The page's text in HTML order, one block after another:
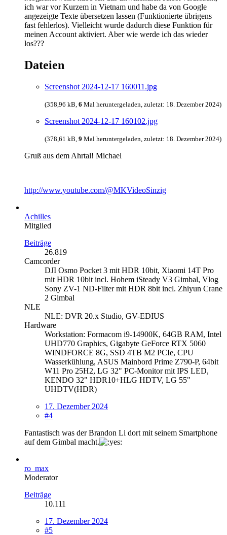
ich war vor Kurzem in Vietnam und habe da von Google
angezeigte Texte übersetzen lassen (Funktionierte übrigens
fast fehlerlos). Vielleicht wurde dadurch diese Funktion für
meinen Account aktiviert. Aber wie werde ich das wieder
los???
Dateien
Screenshot 2024-12-17 160011.jpg
(358,96 kB, 6 Mal heruntergeladen, zuletzt: 18. Dezember 2024)
Screenshot 2024-12-17 160102.jpg
(378,61 kB, 9 Mal heruntergeladen, zuletzt: 18. Dezember 2024)
Gruß aus dem Ahrtal! Michael
http://www.youtube.com/@MKVideoSinzig
Achilles
Mitglied
Beiträge
26.819
Camcorder
DJI Osmo Pocket 3 mit HDR 10bit, Xiaomi 14T Pro
mit HDR 10bit incl. Hohem iSteady V3 Gimbal, Vlog
Sony ZV-1 ND-Filter mit HDR 8bit incl. Zhiyun Crane
2 Gimbal
NLE
NLE: DVR 20.x Studio, GV-EDIUS
Hardware
Workstation: Formacom i9-14900K, 64GB RAM, Intel
UHD770 Graphics, Gigabyte GeForce RTX 5060
WINDFORCE 8G, SSD 4TB M2 PCIe, CPU
Wasserkühlung, ASUS Mainbord Prime Z790-P, 64bit
W11 Pro 25H2, LG 32" PC-Monitor mit IPS LED,
KENDO 32" HDR10+HLG HDTV, LG 55"
UHDTV(HDR)
17. Dezember 2024
#4
Fantastisch was der Brandon Li dort mit seinem Smartphone
auf dem Gimbal macht.
ro_max
Moderator
Beiträge
10.111
17. Dezember 2024
#5